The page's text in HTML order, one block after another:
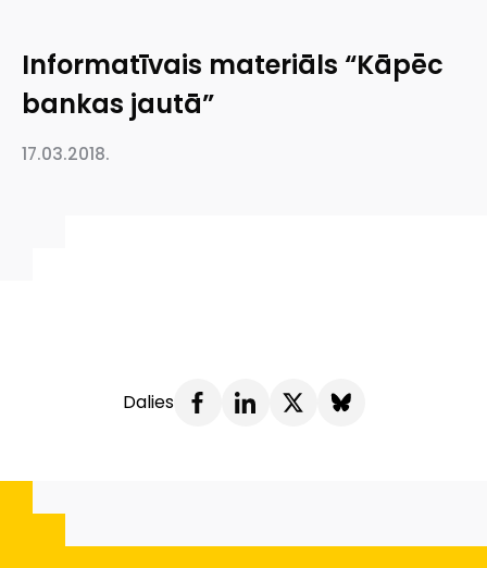
Informatīvais materiāls “Kāpēc
bankas jautā”
17.03.2018.
Dalies